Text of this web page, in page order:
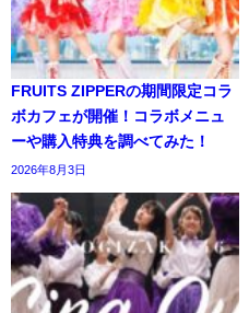
FRUITS ZIPPERの期間限定コラ
ボカフェが開催！コラボメニュ
ーや購入特典を調べてみた！
2026年8月3日